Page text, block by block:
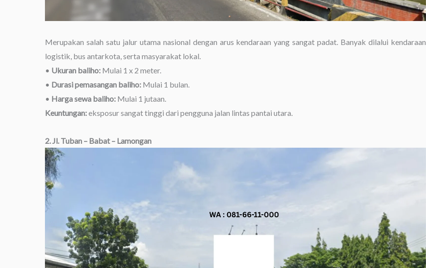
Merupakan salah satu jalur utama nasional dengan arus kendaraan yang sangat padat. Banyak dilalui kendaraan
logistik, bus antarkota, serta masyarakat lokal.
• Ukuran baliho: Mulai 1 x 2 meter.
• Durasi pemasangan baliho: Mulai 1 bulan.
• Harga sewa baliho: Mulai 1 jutaan.
Keuntungan:eksposur sangat tinggi dari pengguna jalan lintas pantai utara.
2. Jl. Tuban – Babat – Lamongan